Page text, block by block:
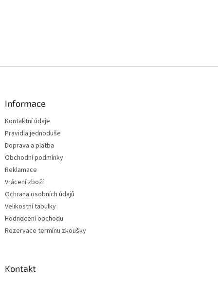
Informace
Kontaktní údaje
Pravidla jednoduše
Doprava a platba
Obchodní podmínky
Reklamace
Vrácení zboží
Ochrana osobních údajů
Velikostní tabulky
Hodnocení obchodu
Rezervace termínu zkoušky
Kontakt